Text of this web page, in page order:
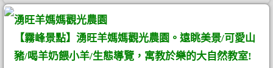
湧旺羊媽媽觀光農園
【霧峰景點】湧旺羊媽媽觀光農園。遠眺美景/可愛山
豬/喝羊奶餵小羊/生態導覽，寓教於樂的大自然教室!